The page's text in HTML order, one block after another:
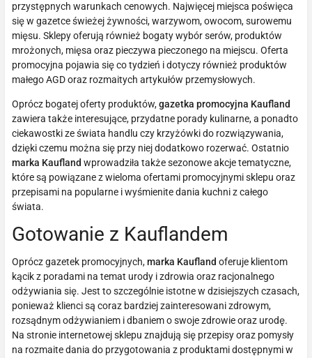
przystępnych warunkach cenowych. Najwięcej miejsca poświęca
się w gazetce świeżej żywności, warzywom, owocom, surowemu
mięsu. Sklepy oferują również bogaty wybór serów, produktów
mrożonych, mięsa oraz pieczywa pieczonego na miejscu. Oferta
promocyjna pojawia się co tydzień i dotyczy również produktów
małego AGD oraz rozmaitych artykułów przemysłowych.
Oprócz bogatej oferty produktów,gazetka promocyjna Kaufland
zawiera także interesujące, przydatne porady kulinarne, a ponadto
ciekawostki ze świata handlu czy krzyżówki do rozwiązywania,
dzięki czemu można się przy niej dodatkowo rozerwać. Ostatnio
marka Kaufland wprowadziła także sezonowe akcje tematyczne,
które są powiązane z wieloma ofertami promocyjnymi sklepu oraz
przepisami na popularne i wyśmienite dania kuchni z całego
świata.
Gotowanie z Kauflandem
Oprócz gazetek promocyjnych,marka Kaufland oferuje klientom
kącik z poradami na temat urody i zdrowia oraz racjonalnego
odżywiania się. Jest to szczególnie istotne w dzisiejszych czasach,
ponieważ klienci są coraz bardziej zainteresowani zdrowym,
rozsądnym odżywianiem i dbaniem o swoje zdrowie oraz urodę.
Na stronie internetowej sklepu znajdują się przepisy oraz pomysły
na rozmaite dania do przygotowania z produktami dostępnymi w